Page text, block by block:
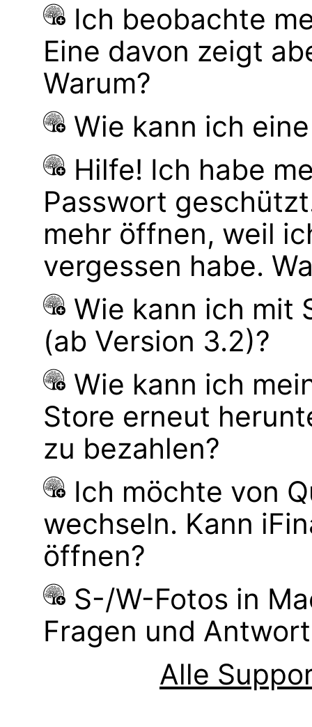
Ich beobachte
Eine davon zeigt
Warum?
Wie kann ich
Hilfe! Ich habe
Passwort
mehr öffnen, weil
vergessen habe.
Wie kann ich mit
(ab Version 3.2)?
Wie kann ich
Store erneut
zu bezahlen?
Ich möchte von
wechseln. Kann
öffnen?
S-/W-Fotos in
Fragen und
Alle